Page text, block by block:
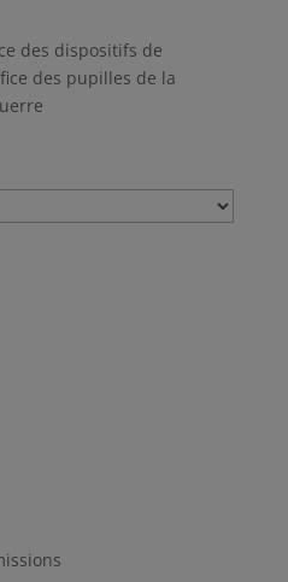
des dispositifs de
des pupilles de la